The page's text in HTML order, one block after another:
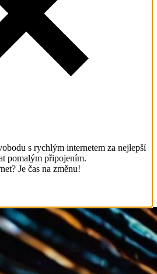
s rychlým internetem za nejlepší
pomalým připojením.
Je čas na změnu!